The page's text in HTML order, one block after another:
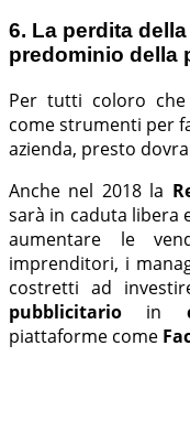
6. La perdita
predominio della
Per tutti coloro
come strumenti per
azienda, presto
Anche nel 2018 la
sarà in caduta libera
aumentare le
imprenditori, i
costretti ad
pubblicitario in
piattaforme come